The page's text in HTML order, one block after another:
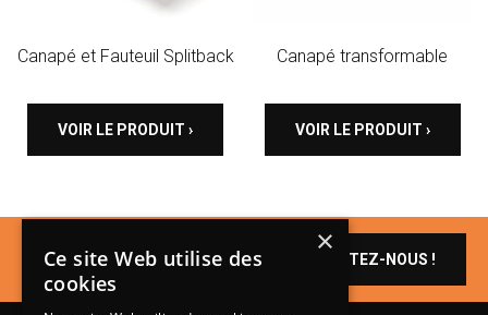
Canapé et Fauteuil Splitback
VOIR LE PRODUIT ›
Canapé transformable
VOIR LE PRODUIT ›
Un produit vous
intéresse ?
CONTACTEZ-NOUS !
×
Ce site Web utilise des
cookies